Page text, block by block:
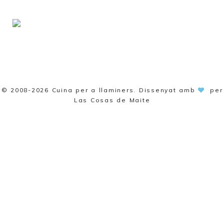
© 2008-2026 Cuina per a llaminers . Dissenyat amb
per
Las Cosas de Maite